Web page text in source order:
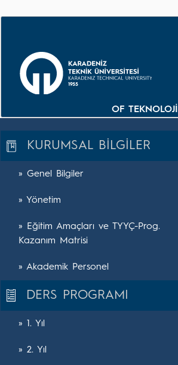
OF
KURUMSAL BİLGİLER
» Genel Bilgiler
» Yönetim
» Eğitim Amaçları ve TYYÇ-Prog.
Kazanım Matrisi
» Akademik Personel
DERS PROGRAMI
» 1. Yıl
» 2. Yıl